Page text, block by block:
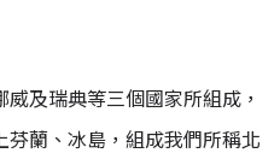
及瑞典等三個國家所組成，
芬蘭、冰島，組成我們所稱北